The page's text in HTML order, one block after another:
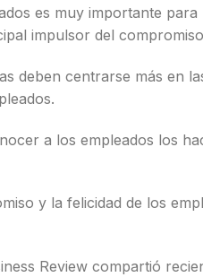
es muy importante
impulsor del
deben centrarse más en
a los empleados los
y la felicidad de los
Review compartió